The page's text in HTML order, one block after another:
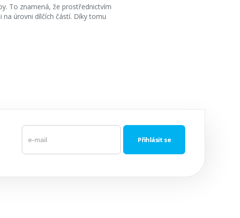
To znamená, že prostřednictvím
úrovni dílčích částí. Díky tomu